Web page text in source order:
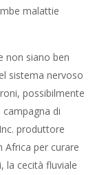
malattie
non siano ben
sistema nervoso
possibilmente
campagna di
produttore
Africa per curare
la cecità fluviale